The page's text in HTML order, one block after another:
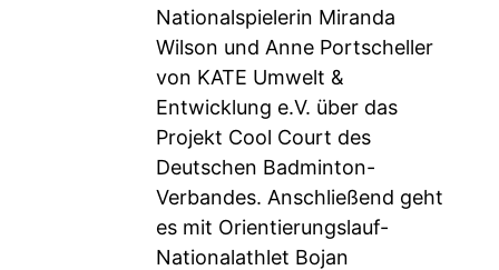
Nationalspielerin Miranda
Wilson und Anne Portscheller
von KATE Umwelt &
Entwicklung e.V. über das
Projekt Cool Court des
Deutschen Badminton-
Verbandes. Anschließend geht
es mit Orientierungslauf-
Nationalathlet Bojan